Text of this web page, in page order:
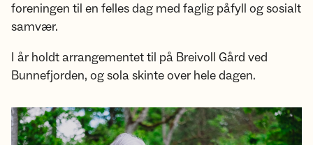
foreningen til en felles dag med faglig påfyll og sosialt
samvær.
I år holdt arrangementet til på Breivoll Gård ved
Bunnefjorden, og sola skinte over hele dagen.